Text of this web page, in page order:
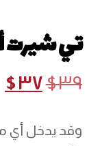
تي شيرت
$٣٩ $٣٧
وقد يدخل أي